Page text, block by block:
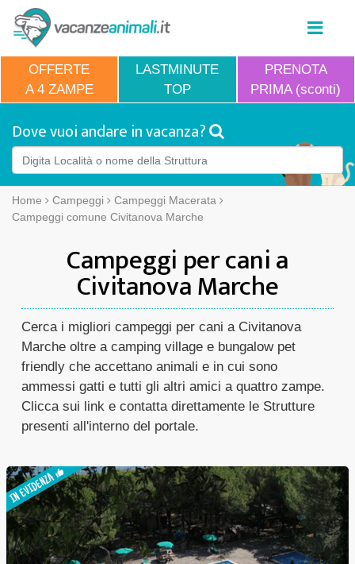
OFFERTE
A 4 ZAMPE
LASTMINUTE
TOP
PRENOTA
PRIMA (sconti)
Dove vuoi andare in vacanza?
Home Campeggi
Campeggi Macerata
Campeggi comune Civitanova Marche
Campeggi per cani a
Civitanova Marche
Cerca i migliori campeggi per cani a Civitanova
Marche oltre a camping village e bungalow pet
friendly che accettano animali e in cui sono
ammessi gatti e tutti gli altri amici a quattro zampe.
Clicca sui link e contatta direttamente le Strutture
presenti all'interno del portale.